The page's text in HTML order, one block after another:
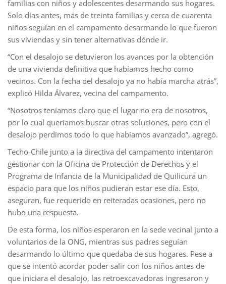
familias con niños y adolescentes desarmando sus hogares.
Solo días antes, más de treinta familias y cerca de cuarenta
niños seguían en el campamento desarmando lo que fueron
sus viviendas y sin tener alternativas dónde ir.
“Con el desalojo se detuvieron los avances por la obtención
de una vivienda definitiva que habíamos hecho como
vecinos. Con la fecha del desalojo ya no había marcha atrás”,
explicó Hilda Álvarez, vecina del campamento.
“Nosotros teníamos claro que el lugar no era de nosotros,
por lo cual queríamos buscar otras soluciones, pero con el
desalojo perdimos todo lo que habíamos avanzado”, agregó.
Techo-Chile junto a la directiva del campamento intentaron
gestionar con la Oficina de Protección de Derechos y el
Programa de Infancia de la Municipalidad de Quilicura un
espacio para que los niños pudieran estar ese día. Esto,
aseguran, fue requerido en reiteradas ocasiones, pero no
hubo una respuesta.
De esta forma, los niños esperaron en la sede vecinal junto a
voluntarios de la ONG, mientras sus padres seguían
desarmando lo último que quedaba de sus hogares. Pese a
que se intentó acordar poder salir con los niños antes de
que iniciara el desalojo, las retroexcavadoras ingresaron y